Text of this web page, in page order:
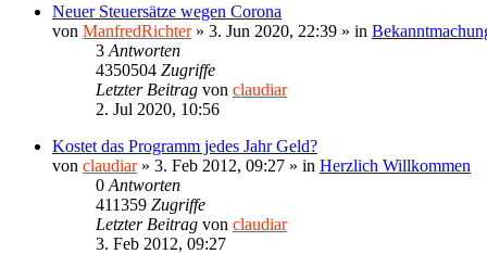
Neuer Steuersätze wegen Corona
von ManfredRichter» 3. Jun 2020, 22:39 » in
3 Antworten
4350504 Zugriffe
Letzter Beitrag von claudiar
2. Jul 2020, 10:56
Kostet das Programm jedes Jahr Geld?
von claudiar» 3. Feb 2012, 09:27 » in Herzlich Willkommen
0 Antworten
411359 Zugriffe
Letzter Beitrag von claudiar
3. Feb 2012, 09:27